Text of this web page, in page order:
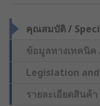
คุณสมบัติ /
ข้อมูลทางเทคนิ
Legislation
รายละเอียดสินค้